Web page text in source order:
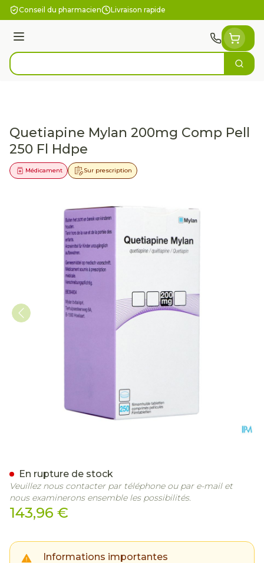
Aller au contenu
Conseil du pharmacien Livraison rapide
Menu
Rechercher
Quetiapine Mylan 200mg Comp Pell
250 Fl Hdpe
Sur prescription
Médicament
143,96 €
Informations importantes
En rupture de stock
Veuillez nous contacter par téléphone ou par e-mail et
nous examinerons ensemble les possibilités.